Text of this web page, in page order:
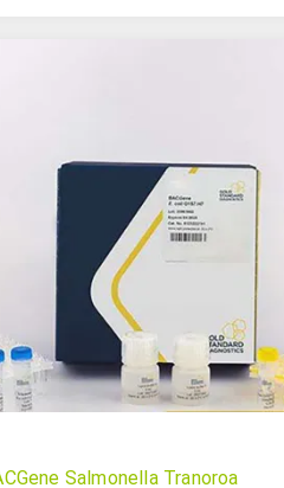
Salmonella Tranoroa